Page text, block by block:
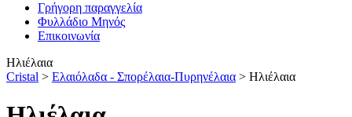
Γρήγορη παραγγελία
Φυλλάδιο Μηνός
Επικοινωνία
Ηλιέλαια
Cristal > Ελαιόλαδα - Σπορέλαια-Πυρηνέλαια > Ηλιέλαια